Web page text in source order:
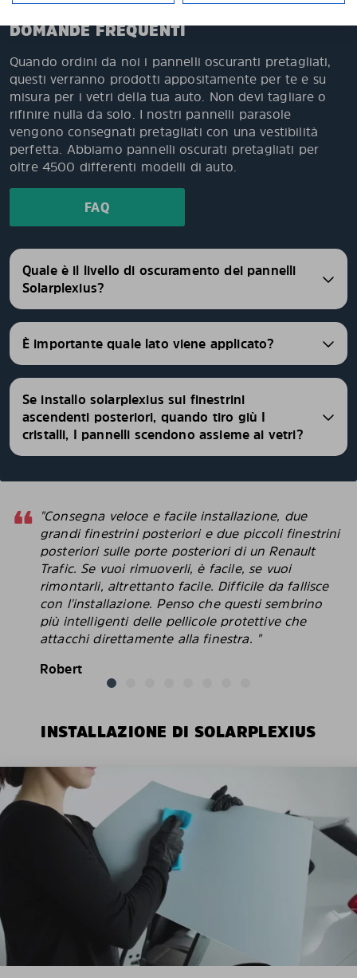
DOMANDE FREQUENTI
Quando ordini da noi i pannelli oscuranti pretagliati,
questi verranno prodotti appositamente per te e su
misura per i vetri della tua auto. Non devi tagliare o
rifinire nulla da solo. I nostri pannelli parasole
vengono consegnati pretagliati con una vestibilità
perfetta. Abbiamo pannelli oscurati pretagliati per
oltre 4500 differenti modelli di auto.
FAQ
Quale è il livello di oscuramento dei pannelli
Solarplexius?
È importante quale lato viene applicato?
Se installo solarplexius sui finestrini
ascendenti posteriori, quando tiro giù I
cristalli, I pannelli scendono assieme ai vetri?
"Consegna veloce e facile installazione, due
grandi finestrini posteriori e due piccoli finestrini
posteriori sulle porte posteriori di un Renault
Trafic. Se vuoi rimuoverli, è facile, se vuoi
rimontarli, altrettanto facile. Difficile da fallisce
con l'installazione. Penso che questi sembrino
più intelligenti delle pellicole protettive che
attacchi direttamente alla finestra. "
Robert
INSTALLAZIONE DI SOLARPLEXIUS